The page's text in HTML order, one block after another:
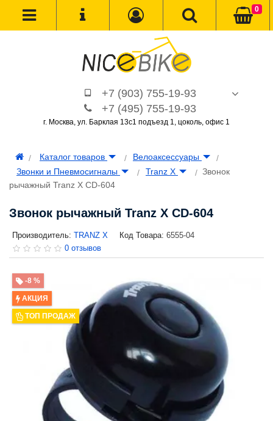
+7 (903) 755-19-93
+7 (495) 755-19-93
г. Москва, ул. Барклая 13с1 подъезд 1, цоколь, офис 1
0
Каталог товаров
Велоаксессуары
Звонки и Пневмосигналы
Tranz X
Звонок
рычажный Tranz X CD-604
Звонок рычажный Tranz X CD-604
Производитель: TRANZ X Код Товара: 6555-04
0 отзывов
-8 %
АКЦИЯ
ТОП ПРОДАЖ